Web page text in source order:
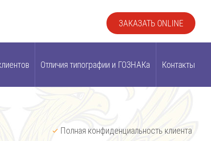
ЗАКАЗАТЬ ONLINE
Отличия типографии и ГОЗНАКа Контакты
Полная конфиденциальность клиента